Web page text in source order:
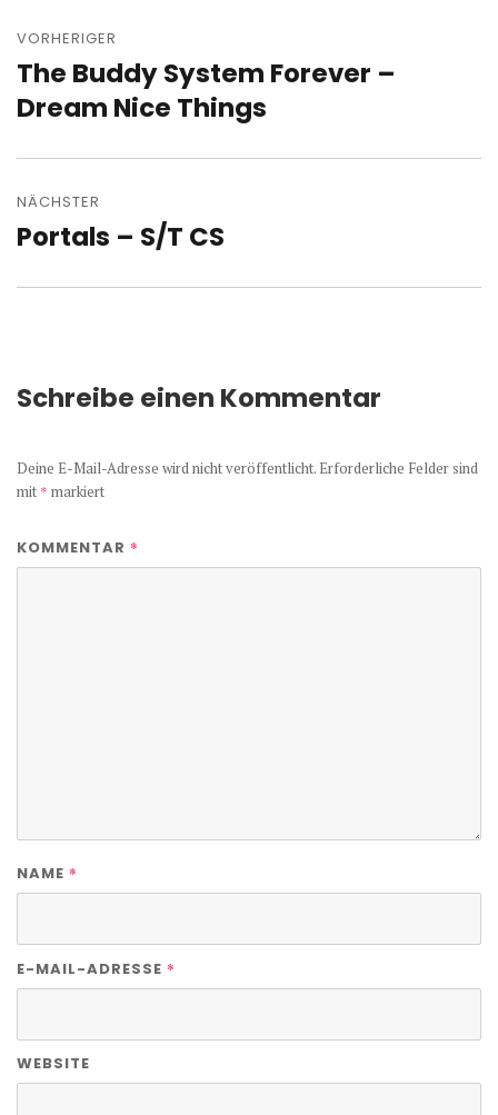
VORHERIGER
Vorheriger
Beitrag:
The Buddy System Forever –
Dream Nice Things
NÄCHSTER
Nächster
Portals – S/T CS
Schreibe einen Kommentar
Deine E-Mail-Adresse wird nicht veröffentlicht. Erforderliche Felder sind
mit * markiert
KOMMENTAR *
NAME *
E-MAIL-ADRESSE *
WEBSITE